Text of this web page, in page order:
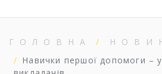
ГОЛОВНА
Навички першої допомоги – у